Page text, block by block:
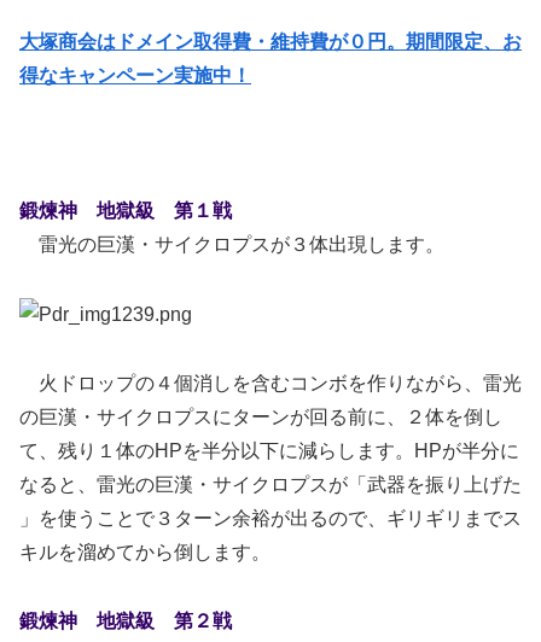
大塚商会はドメイン取得費・維持費が０円。期間限定、お
得なキャンペーン実施中！
鍛煉神 地獄級 第１戦
雷光の巨漢・サイクロプスが３体出現します。
火ドロップの４個消しを含むコンボを作りながら、雷光
の巨漢・サイクロプスにターンが回る前に、２体を倒し
て、残り１体のHPを半分以下に減らします。HPが半分に
なると、雷光の巨漢・サイクロプスが「武器を振り上げた
」を使うことで３ターン余裕が出るので、ギリギリまでス
キルを溜めてから倒します。
鍛煉神 地獄級 第２戦